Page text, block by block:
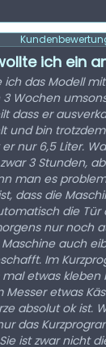
ich ein
ich das Modell
Wochen
er ausverkauft ist.
bin trotzdem
nur 6,5 Liter.
3 Stunden,
man es
dass die
die
nur noch
auch
28min könnte
etwas kleben
etwas
ist. Wer sein Geschirr
Ich bin
ist zwar nicht